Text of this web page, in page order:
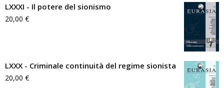
LXXXI - Il potere del sionismo
20,00 €
LXXX - Criminale continuità del regime sionista
20,00 €